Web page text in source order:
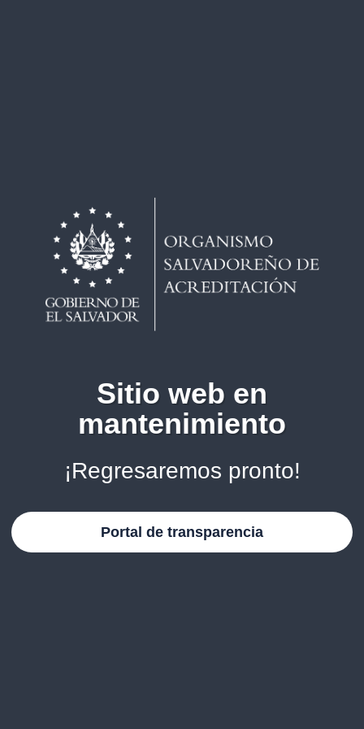
Sitio web en
mantenimiento
¡Regresaremos pronto!
Portal de transparencia